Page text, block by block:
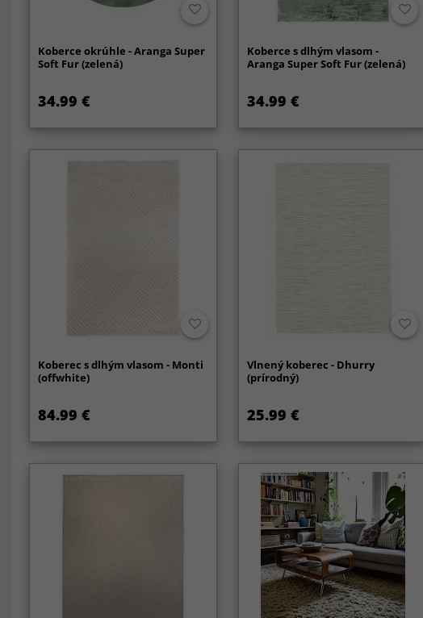
Koberce okrúhle - Aranga Super
Soft Fur (zelená)
34.99 €
Koberce s dlhým vlasom -
Aranga Super Soft Fur (zelená)
34.99 €
Koberec s dlhým vlasom - Monti
(offwhite)
84.99 €
Vlnený koberec - Dhurry
(prírodný)
25.99 €